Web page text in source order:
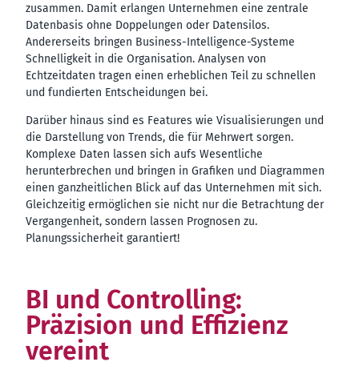
zusammen. Damit erlangen Unternehmen eine zentrale
Datenbasis ohne Doppelungen oder Datensilos.
Andererseits bringen Business-Intelligence-Systeme
Schnelligkeit in die Organisation. Analysen von
Echtzeitdaten tragen einen erheblichen Teil zu schnellen
und fundierten Entscheidungen bei.
Darüber hinaus sind es Features wie Visualisierungen und
die Darstellung von Trends, die für Mehrwert sorgen.
Komplexe Daten lassen sich aufs Wesentliche
herunterbrechen und bringen in Grafiken und Diagrammen
einen ganzheitlichen Blick auf das Unternehmen mit sich.
Gleichzeitig ermöglichen sie nicht nur die Betrachtung der
Vergangenheit, sondern lassen Prognosen zu.
Planungssicherheit garantiert!
BI und Controlling:
Präzision und Effizienz
vereint